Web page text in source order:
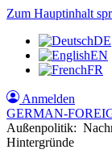
Zum Hauptinhalt
DE
EN
FR
Anmelden
GERMAN-
Außenpolitik:
Hintergründe